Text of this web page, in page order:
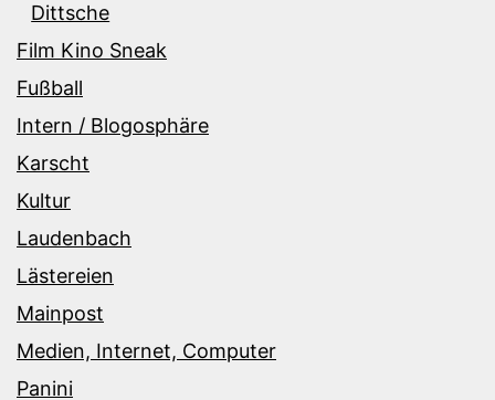
Dittsche
Film Kino Sneak
Fußball
Intern / Blogosphäre
Karscht
Kultur
Laudenbach
Lästereien
Mainpost
Medien, Internet, Computer
Panini